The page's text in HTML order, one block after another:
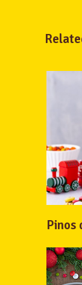
Pinos